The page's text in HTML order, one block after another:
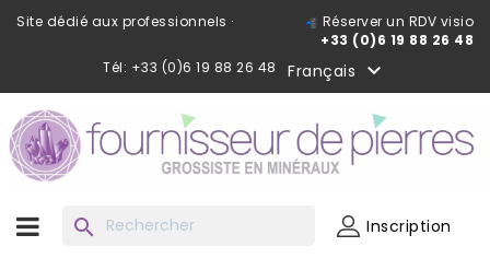
Site dédié aux professionnels ·
Réserver un RDV visio
+33 (0)6 19 88 26 48
Tél: +33 (0)6 19 88 26 48
Français 
search Inscription